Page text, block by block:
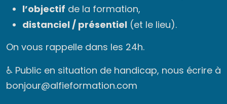
l’objectif de la formation,
distanciel / présentiel (et le lieu).
On vous rappelle dans les 24h.
♿ Public en situation de handicap, nous écrire à
bonjour@alfieformation.com